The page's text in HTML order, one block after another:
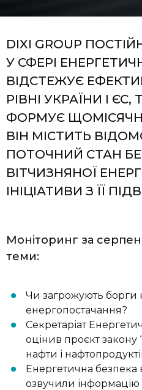
DIXI GROUP
У СФЕРІ
ВІДСТЕЖУЄ
РІВНІ УКРАЇНИ І ЄС,
ФОРМУЄ
ВІН МІСТИТЬ
ПОТОЧНИЙ СТАН
ВІТЧИЗНЯНОЇ
ІНІЦІАТИВИ З ЇЇ
Моніторинг за
теми:
Чи загрожують борги
енергопостачання?
Секретаріат
оцінив проєкт закону
нафти і
Енергетична безпека
озвучили